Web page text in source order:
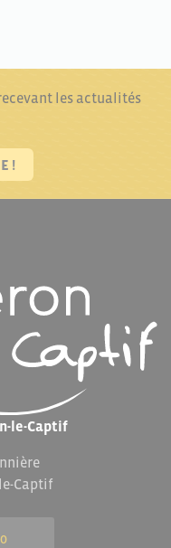
les actualités
!
le-Captif
Captif